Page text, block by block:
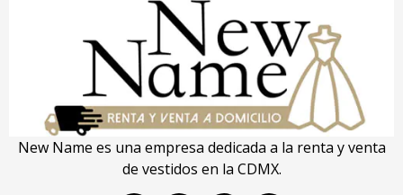
New Name es una empresa dedicada a la renta y venta
de vestidos en la CDMX.